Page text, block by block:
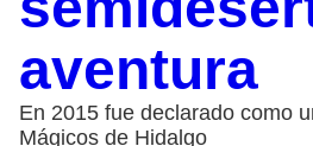
aventura
En 2015 fue declarado como
Mágicos de Hidalgo